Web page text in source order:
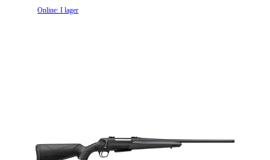
Online: I lager